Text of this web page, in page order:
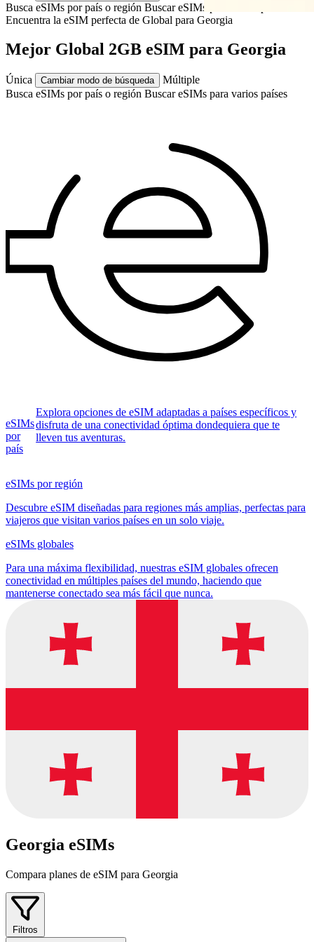
Busca eSIMs por país o región Buscar eSIMs para varios países
Encuentra la eSIM perfecta de Global para Georgia
Mejor Global 2GB eSIM para Georgia
Única Cambiar modo de búsqueda
Múltiple
Busca eSIMs por país o región Buscar eSIMs para varios países
eSIMs
por
país
Explora opciones de eSIM adaptadas a países específicos y
disfruta de una conectividad óptima dondequiera que te
lleven tus aventuras.
eSIMs por región
Descubre eSIM diseñadas para regiones más amplias, perfectas para
viajeros que visitan varios países en un solo viaje.
eSIMs globales
Para una máxima flexibilidad, nuestras eSIM globales ofrecen
conectividad en múltiples países del mundo, haciendo que
mantenerse conectado sea más fácil que nunca.
Georgia eSIMs
Compara planes de eSIM para Georgia
Filtros